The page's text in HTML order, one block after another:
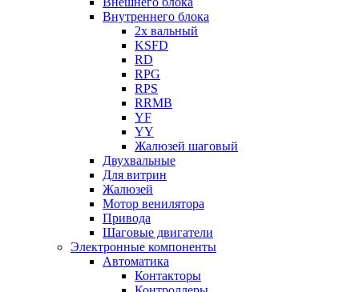
Внутреннего блока
2х вальный
KSFD
RD
RPG
RPS
RRMB
YF
YY
Жалюзей шаговый
Двухвальные
Для витрин
Жалюзей
Мотор венилятора
Привода
Шаговые двигатели
Электронные компоненты
Автоматика
Контакторы